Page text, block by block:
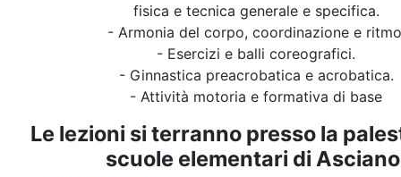
fisica e tecnica generale e specifica.
- Armonia del corpo, coordinazione e
- Esercizi e balli coreografici.
- Ginnastica preacrobatica e acrobatica.
- Attività motoria e formativa di base
Le lezioni si terranno presso la
scuole elementari di